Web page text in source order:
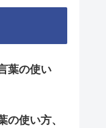
葉の使い
の使い方、